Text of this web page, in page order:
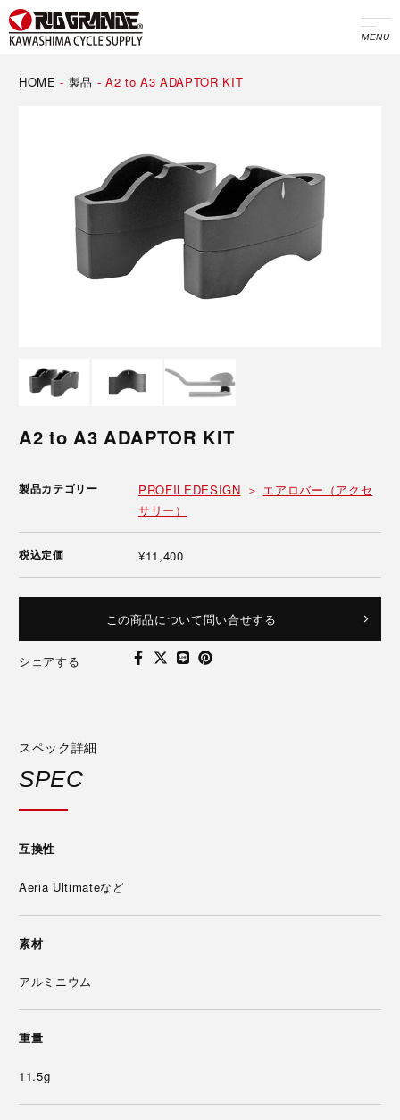
MENU
HOME - 製品 -A2 to A3 ADAPTOR KIT
A2 to A3 ADAPTOR KIT
製品カテゴリー PROFILEDESIGN
エアロバー（アクセ
サリー）
税込定価 ¥11,400
この商品について問い合せする
シェアする
スペック詳細
SPEC
互換性
Aeria Ultimateなど
素材
アルミニウム
重量
11.5g